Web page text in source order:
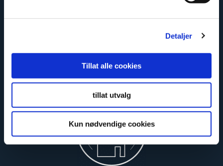
Detaljer
Tillat alle cookies
tillat utvalg
Kun nødvendige cookies
Safe and certified